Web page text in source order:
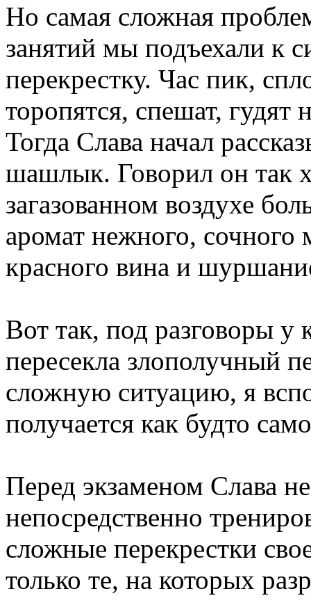
Но самая сложная
занятий мы подъехали к
перекрестку. Час пик,
торопятся, спешат, гудят
Тогда Слава начал
шашлык. Говорил он так
загазованном воздухе
аромат нежного, сочного
красного вина и
Вот так, под разговоры у
пересекла злополучный
сложную ситуацию, я
получается как будто
Перед экзаменом Слава
непосредственно
сложные перекрестки
только те, на которых